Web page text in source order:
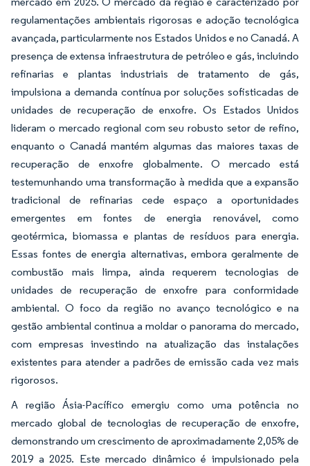
regulamentações ambientais rigorosas e adoção tecnológica
avançada, particularmente nos Estados Unidos e no Canadá. A
presença de extensa infraestrutura de petróleo e gás, incluindo
refinarias e plantas industriais de tratamento de gás,
impulsiona a demanda contínua por soluções sofisticadas de
unidades de recuperação de enxofre. Os Estados Unidos
lideram o mercado regional com seu robusto setor de refino,
enquanto o Canadá mantém algumas das maiores taxas de
recuperação de enxofre globalmente. O mercado está
testemunhando uma transformação à medida que a expansão
tradicional de refinarias cede espaço a oportunidades
emergentes em fontes de energia renovável, como
geotérmica, biomassa e plantas de resíduos para energia.
Essas fontes de energia alternativas, embora geralmente de
combustão mais limpa, ainda requerem tecnologias de
unidades de recuperação de enxofre para conformidade
ambiental. O foco da região no avanço tecnológico e na
gestão ambiental continua a moldar o panorama do mercado,
com empresas investindo na atualização das instalações
existentes para atender a padrões de emissão cada vez mais
rigorosos.
A região Ásia-Pacífico emergiu como uma potência no
mercado global de tecnologias de recuperação de enxofre,
demonstrando um crescimento de aproximadamente 2,05% de
2019 a 2025. Este mercado dinâmico é impulsionado pela